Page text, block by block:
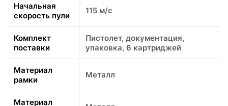
Начальная
скорость пули
115 м/с
Комплект
поставки
Пистолет, документация,
упаковка, 6 картриджей
Материал
рамки
Металл
Материал